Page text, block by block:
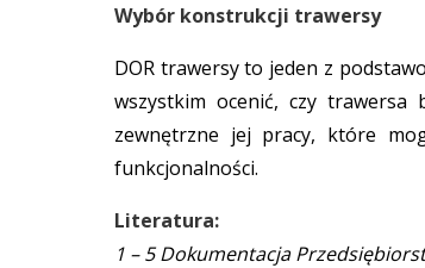
Wybór konstrukcji trawersy
DOR trawersy to jeden z
wszystkim ocenić, czy trawersa
zewnętrzne jej pracy, które
funkcjonalności.
Literatura:
1 – 5 Dokumentacja